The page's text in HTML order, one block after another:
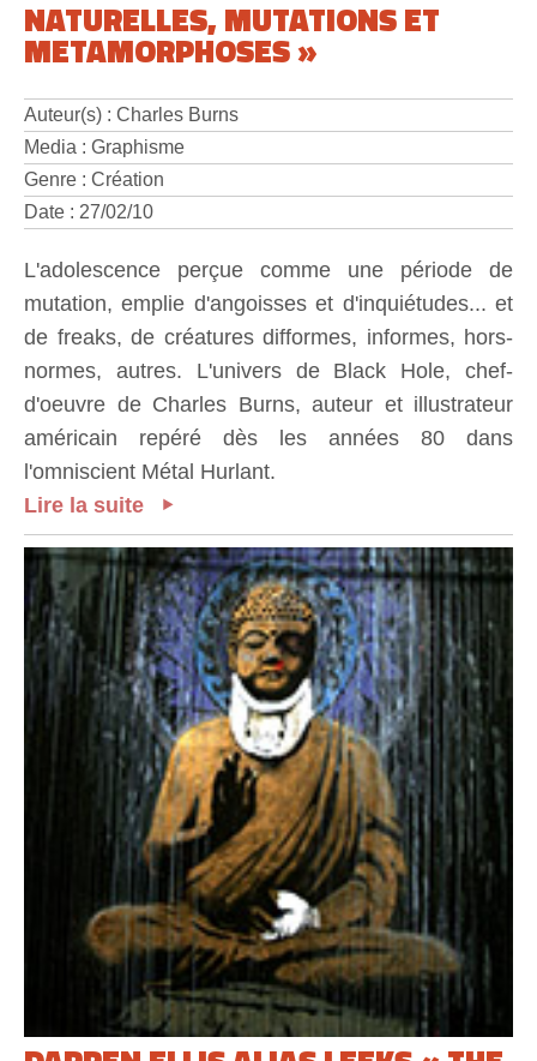
NATURELLES, MUTATIONS ET
METAMORPHOSES »
Auteur(s) : Charles Burns
Media : Graphisme
Genre : Création
Date : 27/02/10
L'adolescence perçue comme une période de
mutation, emplie d'angoisses et d'inquiétudes... et
de freaks, de créatures difformes, informes, hors-
normes, autres. L'univers de Black Hole, chef-
d'oeuvre de Charles Burns, auteur et illustrateur
américain repéré dès les années 80 dans
l'omniscient Métal Hurlant.
Lire la suite